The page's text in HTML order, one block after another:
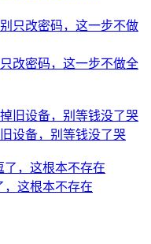
改密码，这一步不做全
设备，别等钱没了哭
，这根本不存在